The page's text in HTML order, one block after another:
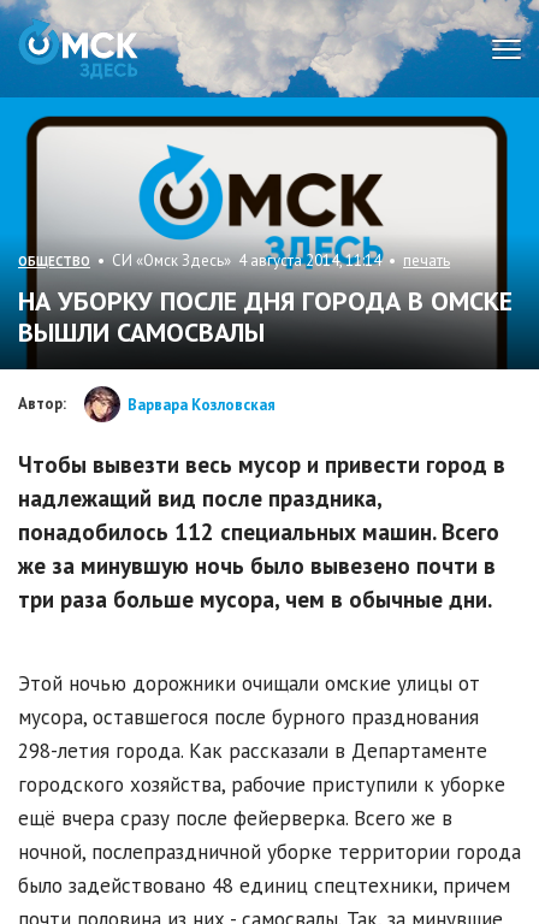
ОБЩЕСТВО • СИ «Омск Здесь» 4 августа 2014, 11:14 • печать
НА УБОРКУ ПОСЛЕ ДНЯ ГОРОДА В ОМСКЕ
ВЫШЛИ САМОСВАЛЫ
Автор: Варвара Козловская
Чтобы вывезти весь мусор и привести город в
надлежащий вид после праздника,
понадобилось 112 специальных машин. Всего
же за минувшую ночь было вывезено почти в
три раза больше мусора, чем в обычные дни.
Этой ночью дорожники очищали омские улицы от
мусора, оставшегося после бурного празднования
298-летия города. Как рассказали в Департаменте
городского хозяйства, рабочие приступили к уборке
ещё вчера сразу после фейерверка. Всего же в
ночной, послепраздничной уборке территории города
было задействовано 48 единиц спецтехники, причем